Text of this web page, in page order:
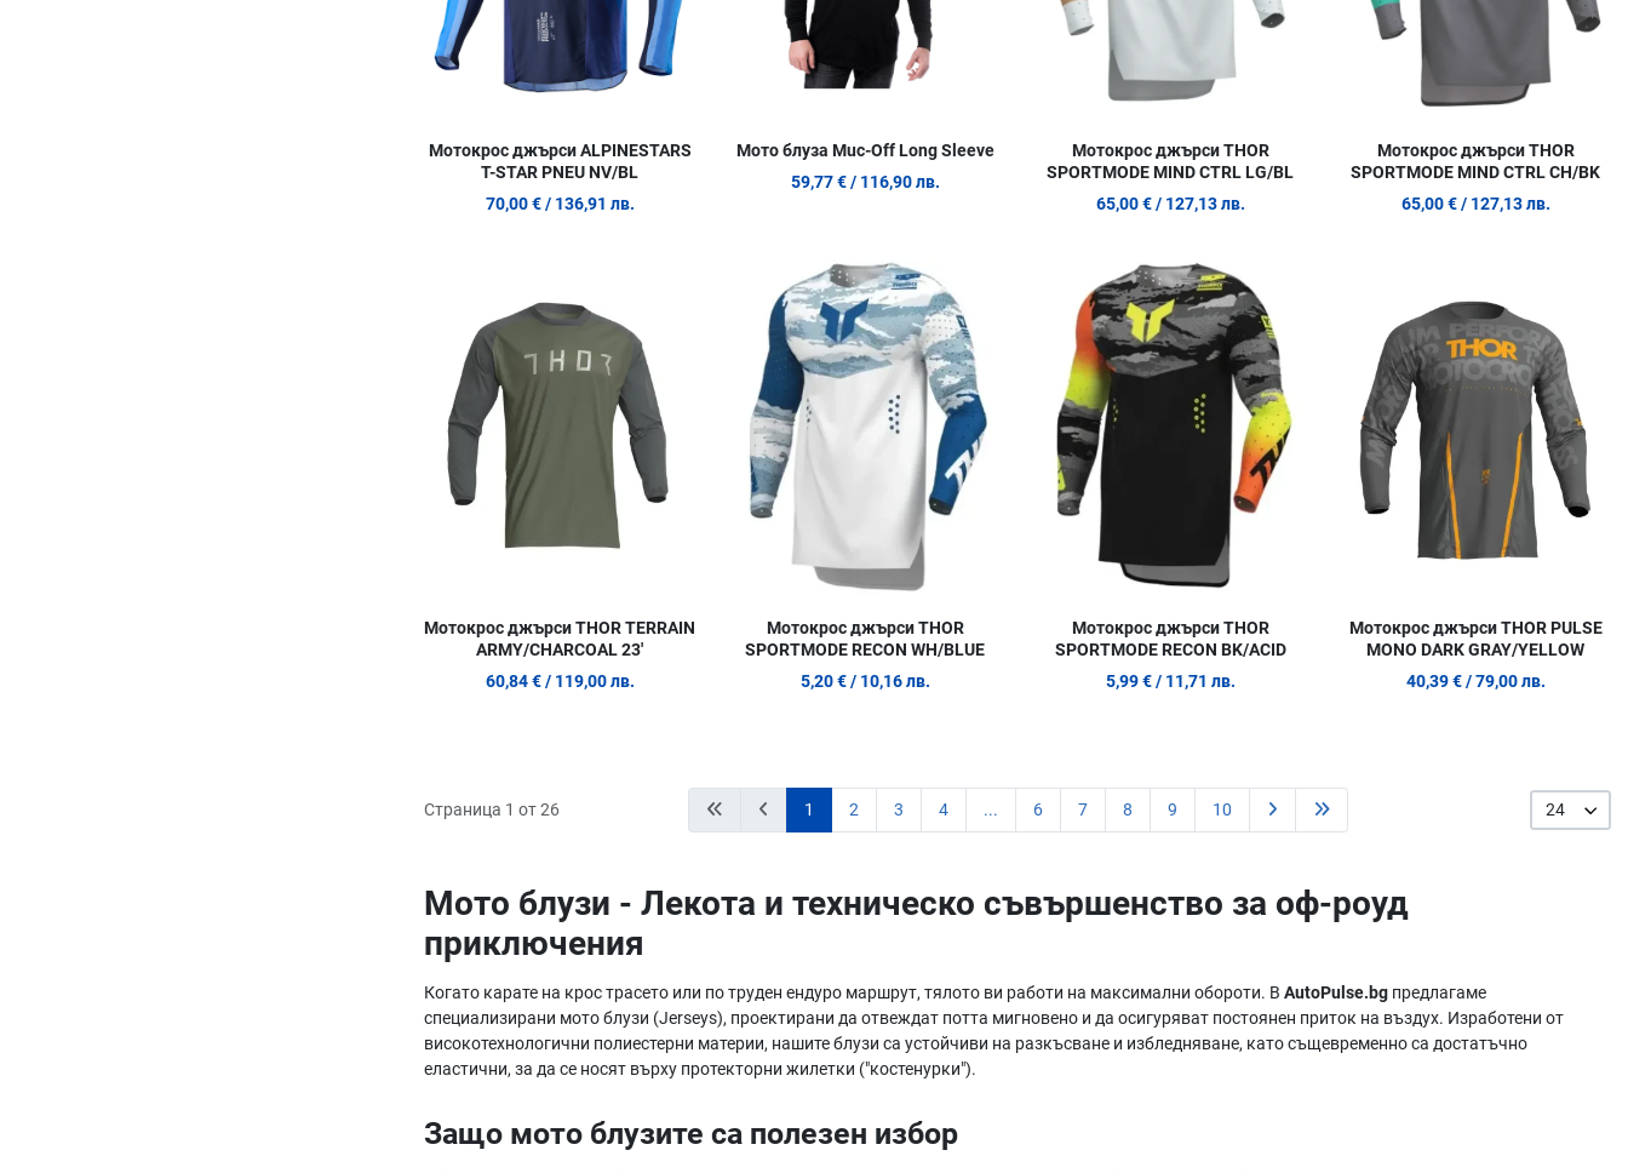
Мотокрос джърси ALPINESTARS
T-STAR PNEU NV/BL
70,00 € / 136,91 лв.
Мото блуза Muc-Off Long Sleeve
59,77 € / 116,90 лв.
Мотокрос джърси THOR
SPORTMODE MIND CTRL LG/BL
65,00 € / 127,13 лв.
Мотокрос джърси THOR
SPORTMODE MIND CTRL CH/BK
65,00 € / 127,13 лв.
Добави в любими
Сравни продукт
Quick View
Мотокрос джърси THOR TERRAIN
ARMY/CHARCOAL 23'
60,84 € / 119,00 лв.
Добави в любими
Сравни продукт
Quick View
Мотокрос джърси THOR
SPORTMODE RECON WH/BLUE
5,20 € / 10,16 лв.
Сравни продукт
Quick View
Мотокрос джърси THOR
SPORTMODE RECON BK/ACID
5,99 € / 11,71 лв.
Мотокрос джърси THOR PULSE
MONO DARK GRAY/YELLOW
40,39 € / 79,00 лв.
Страница 1 от 26 1 2 3 4 ... 6 7 8 9 10 24
Мото блузи - Лекота и техническо съвършенство за оф-роуд
приключения
Когато карате на крос трасето или по труден ендуро маршрут, тялото ви работи на максимални обороти. В AutoPulse.bg предлагаме
специализирани мото блузи (Jerseys), проектирани да отвеждат потта мигновено и да осигуряват постоянен приток на въздух. Изработени от
високотехнологични полиестерни материи, нашите блузи са устойчиви на разкъсване и избледняване, като същевременно са достатъчно
еластични, за да се носят върху протекторни жилетки ("костенурки").
Защо мото блузите са полезен избор